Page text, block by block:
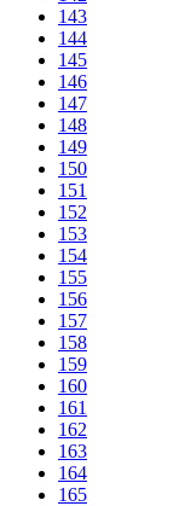
143
144
145
146
147
148
149
150
151
152
153
154
155
156
157
158
159
160
161
162
163
164
165